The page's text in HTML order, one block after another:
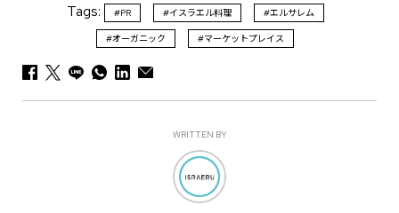
Tags: #PR #イスラエル料理 #エルサレム
#オーガニック #マーケットプレイス
WRITTEN BY